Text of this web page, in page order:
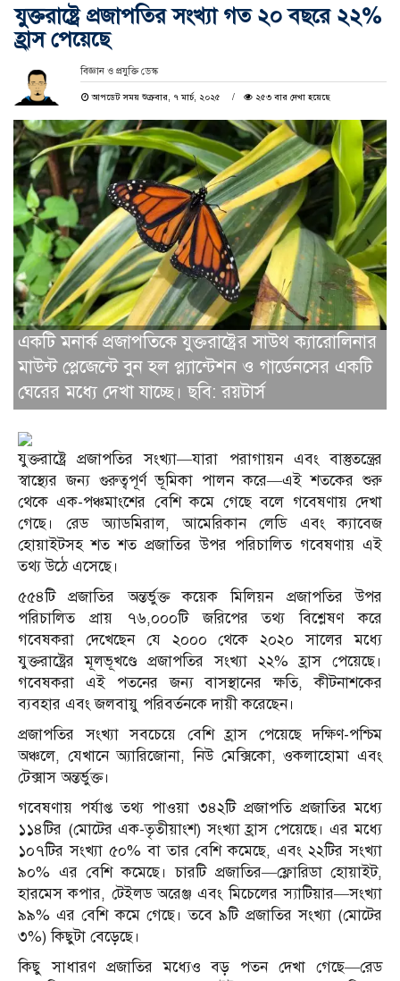
যুক্তরাষ্ট্রে প্রজাপতির সংখ্যা গত ২০ বছরে ২২%
হ্রাস পেয়েছে
বিজ্ঞান ও প্রযুক্তি ডেস্ক
আপডেট সময় শুক্রবার, ৭ মার্চ, ২০২৫ ২৫৩ বার দেখা হয়েছে
একটি মনার্ক প্রজাপতিকে যুক্তরাষ্ট্রের সাউথ ক্যারোলিনার
মাউন্ট প্লেজেন্টে বুন হল প্ল্যান্টেশন ও গার্ডেনসের একটি
ঘেরের মধ্যে দেখা যাচ্ছে। ছবি: রয়টার্স
যুক্তরাষ্ট্রে প্রজাপতির সংখ্যা—যারা পরাগায়ন এবং বাস্তুতন্ত্রের
স্বাস্থ্যের জন্য গুরুত্বপূর্ণ ভূমিকা পালন করে—এই শতকের শুরু
থেকে এক-পঞ্চমাংশের বেশি কমে গেছে বলে গবেষণায় দেখা
গেছে। রেড অ্যাডমিরাল, আমেরিকান লেডি এবং ক্যাবেজ
হোয়াইটসহ শত শত প্রজাতির উপর পরিচালিত গবেষণায় এই
তথ্য উঠে এসেছে।
৫৫৪টি প্রজাতির অন্তর্ভুক্ত কয়েক মিলিয়ন প্রজাপতির উপর
পরিচালিত প্রায় ৭৬,০০০টি জরিপের তথ্য বিশ্লেষণ করে
গবেষকরা দেখেছেন যে ২০০০ থেকে ২০২০ সালের মধ্যে
যুক্তরাষ্ট্রের মূলভূখণ্ডে প্রজাপতির সংখ্যা ২২% হ্রাস পেয়েছে।
গবেষকরা এই পতনের জন্য বাসস্থানের ক্ষতি, কীটনাশকের
ব্যবহার এবং জলবায়ু পরিবর্তনকে দায়ী করেছেন।
প্রজাপতির সংখ্যা সবচেয়ে বেশি হ্রাস পেয়েছে দক্ষিণ-পশ্চিম
অঞ্চলে, যেখানে অ্যারিজোনা, নিউ মেক্সিকো, ওকলাহোমা এবং
টেক্সাস অন্তর্ভুক্ত।
গবেষণায় পর্যাপ্ত তথ্য পাওয়া ৩৪২টি প্রজাপতি প্রজাতির মধ্যে
১১৪টির (মোটের এক-তৃতীয়াংশ) সংখ্যা হ্রাস পেয়েছে। এর মধ্যে
১০৭টির সংখ্যা ৫০% বা তার বেশি কমেছে, এবং ২২টির সংখ্যা
৯০% এর বেশি কমেছে। চারটি প্রজাতির—ফ্লোরিডা হোয়াইট,
হারমেস কপার, টেইলড অরেঞ্জ এবং মিচেলের স্যাটিয়ার—সংখ্যা
৯৯% এর বেশি কমে গেছে। তবে ৯টি প্রজাতির সংখ্যা (মোটের
৩%) কিছুটা বেড়েছে।
কিছু সাধারণ প্রজাতির মধ্যেও বড় পতন দেখা গেছে—রেড